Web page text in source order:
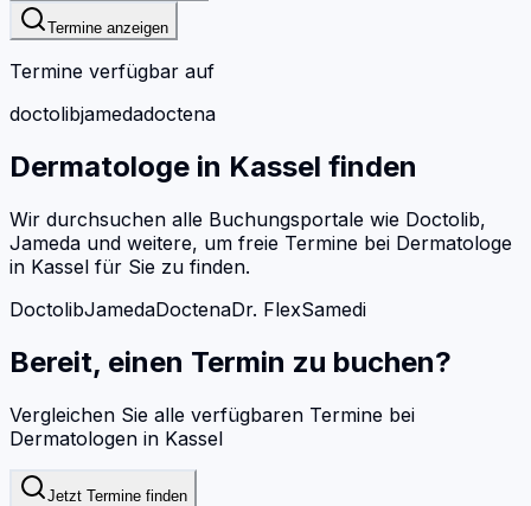
Termine anzeigen
Termine verfügbar auf
doctolibjamedadoctena
Dermatologe in Kassel finden
Wir durchsuchen alle Buchungsportale wie Doctolib,
Jameda und weitere, um freie Termine bei Dermatologe
in Kassel für Sie zu finden.
DoctolibJamedaDoctenaDr. FlexSamedi
Bereit, einen Termin zu buchen?
Vergleichen Sie alle verfügbaren Termine bei
Dermatologen in Kassel
Jetzt Termine finden